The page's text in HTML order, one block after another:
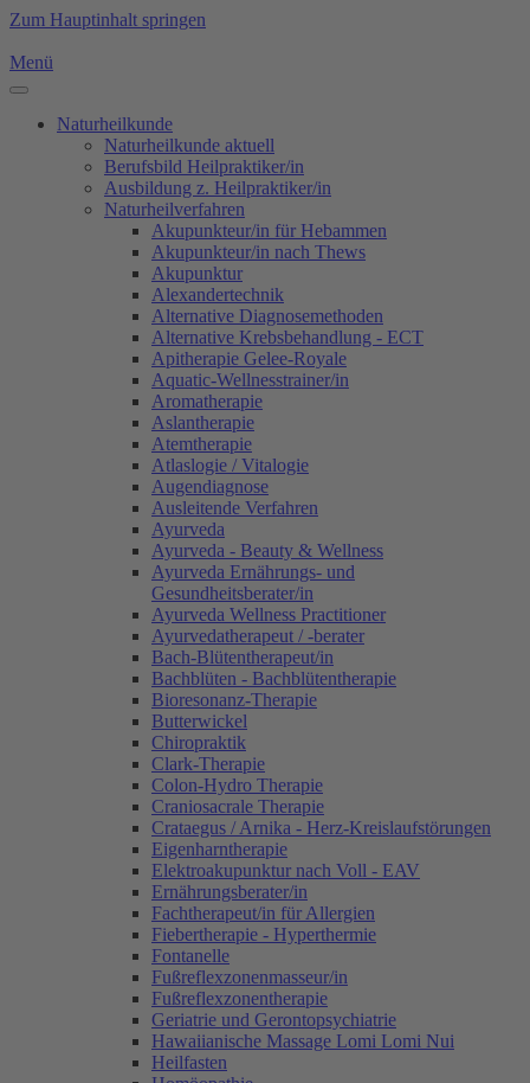
Zum Hauptinhalt springen
Menü
Naturheilkunde
Naturheilkunde aktuell
Berufsbild Heilpraktiker/in
Ausbildung z. Heilpraktiker/in
Naturheilverfahren
Akupunkteur/in für Hebammen
Akupunkteur/in nach Thews
Akupunktur
Alexandertechnik
Alternative Diagnosemethoden
Alternative Krebsbehandlung - ECT
Apitherapie Gelee-Royale
Aquatic-Wellnesstrainer/in
Aromatherapie
Aslantherapie
Atemtherapie
Atlaslogie / Vitalogie
Augendiagnose
Ausleitende Verfahren
Ayurveda
Ayurveda - Beauty & Wellness
Ayurveda Ernährungs- und
Gesundheitsberater/in
Ayurveda Wellness Practitioner
Ayurvedatherapeut / -berater
Bach-Blütentherapeut/in
Bachblüten - Bachblütentherapie
Bioresonanz-Therapie
Butterwickel
Chiropraktik
Clark-Therapie
Colon-Hydro Therapie
Craniosacrale Therapie
Crataegus / Arnika - Herz-Kreislaufstörungen
Eigenharntherapie
Elektroakupunktur nach Voll - EAV
Ernährungsberater/in
Fachtherapeut/in für Allergien
Fiebertherapie - Hyperthermie
Fontanelle
Fußreflexzonenmasseur/in
Fußreflexzonentherapie
Geriatrie und Gerontopsychiatrie
Hawaiianische Massage Lomi Lomi Nui
Heilfasten